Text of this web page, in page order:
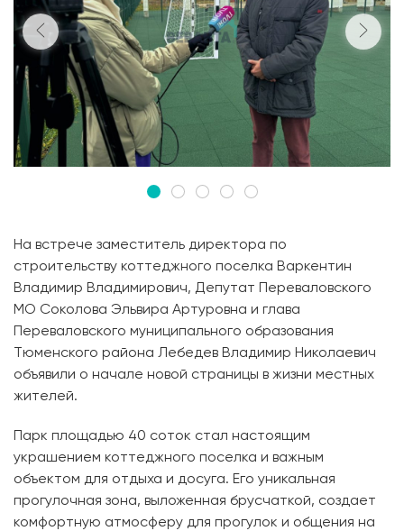
На встрече заместитель директора по
строительству коттеджного поселка Варкентин
Владимир Владимирович, Депутат Переваловского
МО Соколова Эльвира Артуровна и глава
Переваловского муниципального образования
Тюменского района Лебедев Владимир Николаевич
объявили о начале новой страницы в жизни местных
жителей.
Парк площадью 40 соток стал настоящим
украшением коттеджного поселка и важным
объектом для отдыха и досуга. Его уникальная
прогулочная зона, выложенная брусчаткой, создает
комфортную атмосферу для прогулок и общения на